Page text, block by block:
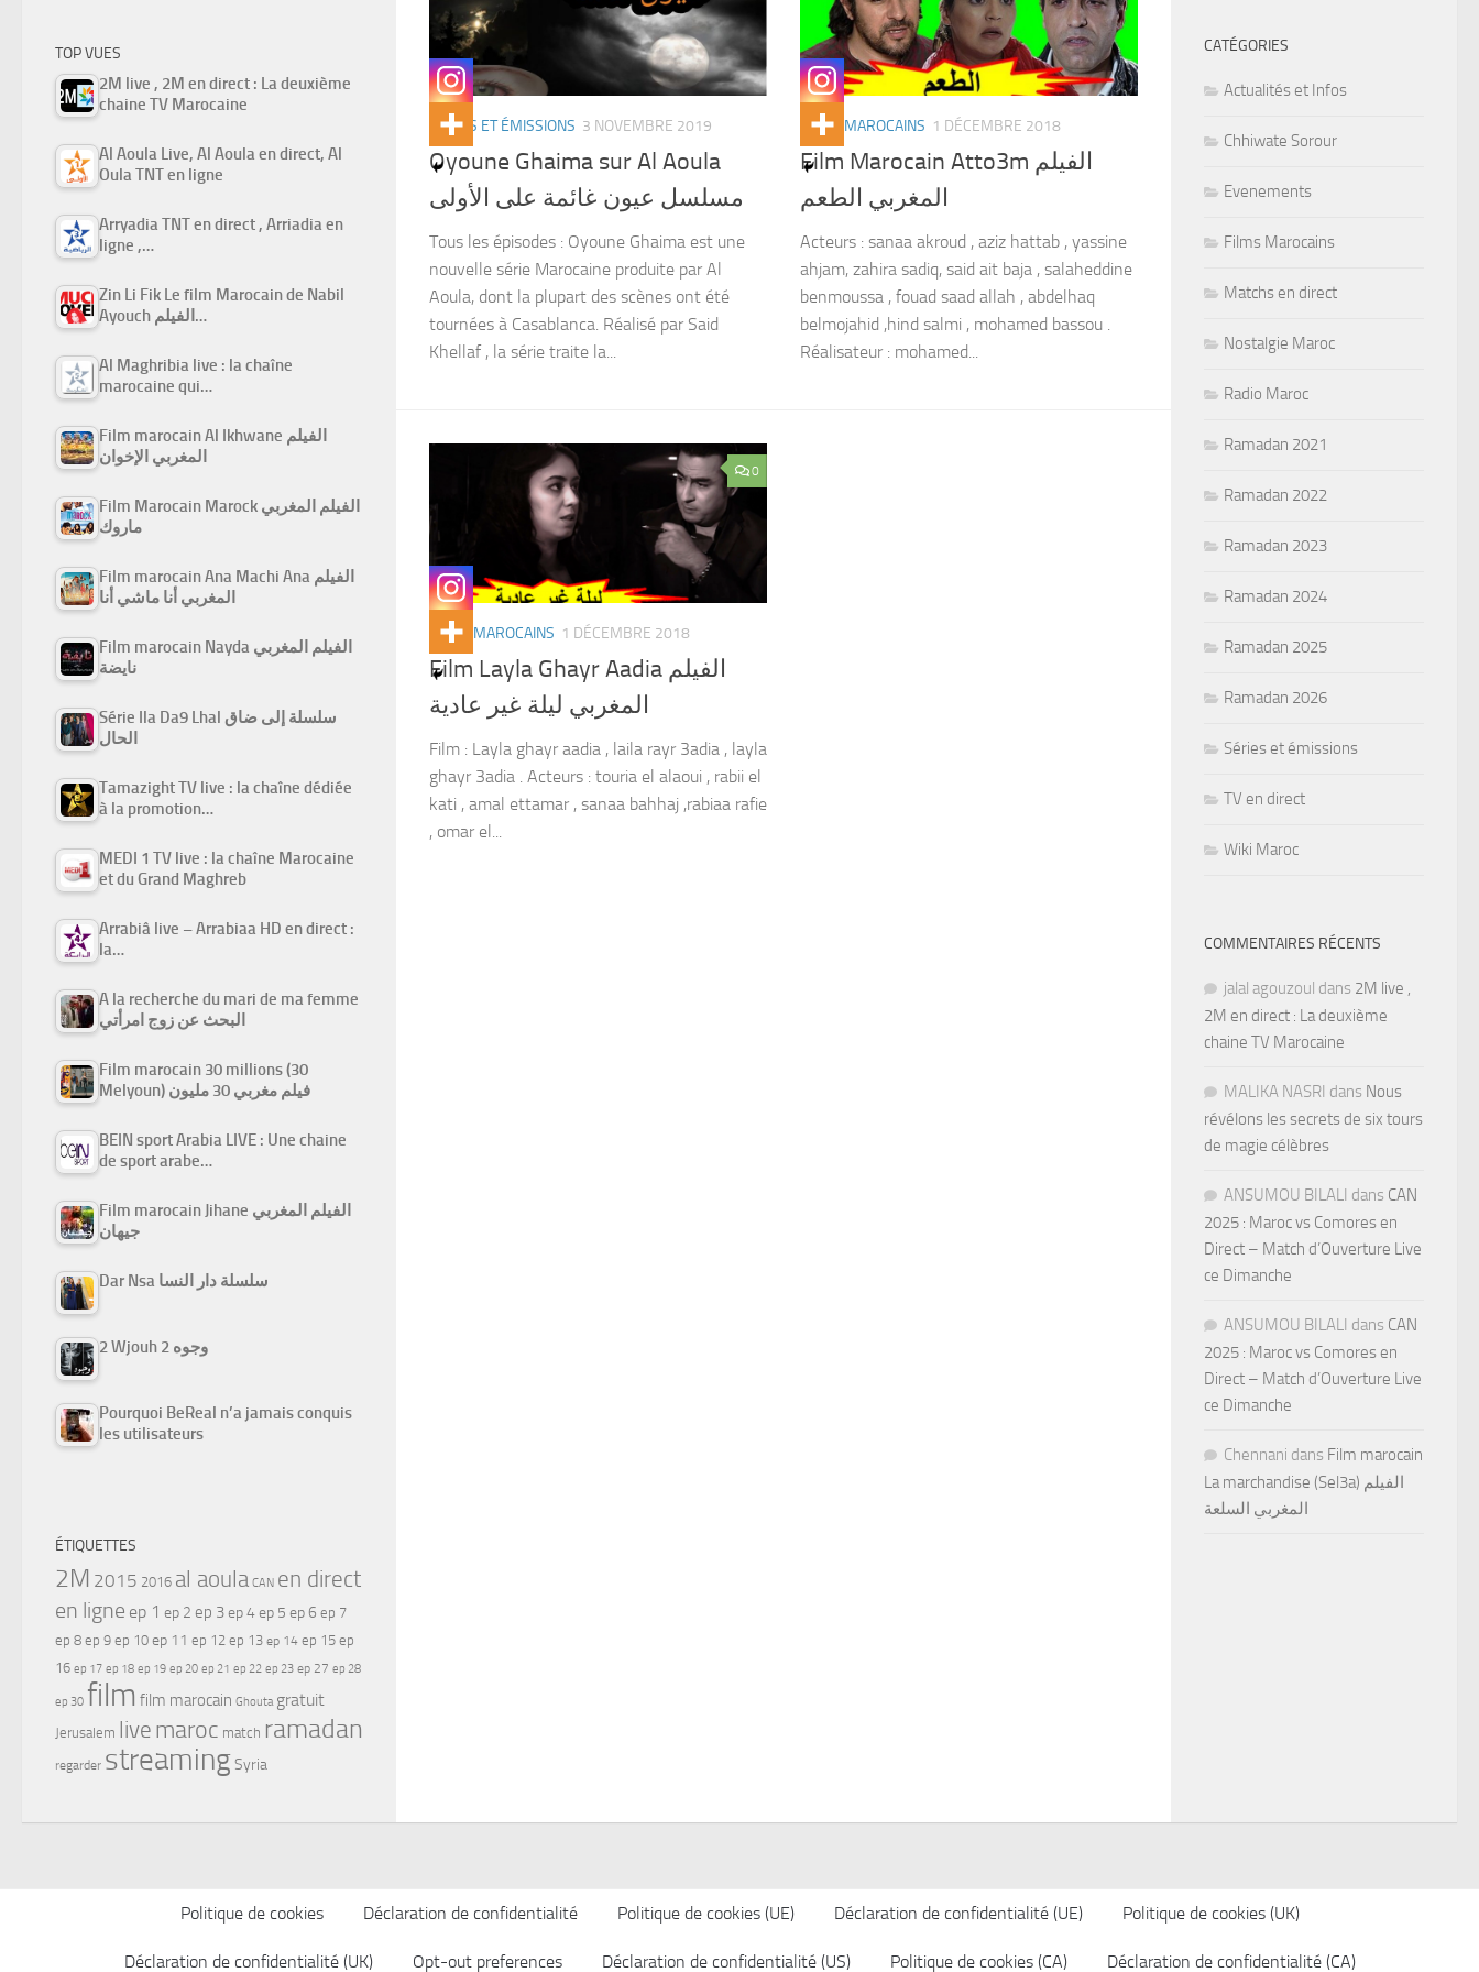
SÉRIES ET ÉMISSIONS 3 NOVEMBRE 2019
Oyoune Ghaima sur Al Aoula
مسلسل عيون غائمة على الأولى
Tous les épisodes : Oyoune Ghaima est une
nouvelle série Marocaine produite par Al
Aoula, dont la plupart des scènes ont été
tournées à Casablanca. Réalisé par Said
Khellaf , la série traite la...
FILMS MAROCAINS 1 DÉCEMBRE 2018
Film Marocain Atto3m الفيلم
المغربي الطعم
Acteurs : sanaa akroud , aziz hattab , yassine
ahjam, zahira sadiq, said ait baja , salaheddine
benmoussa , fouad saad allah , abdelhaq
belmojahid ,hind salmi , mohamed bassou .
Réalisateur : mohamed...
0
FILMS MAROCAINS 1 DÉCEMBRE 2018
Film Layla Ghayr Aadia الفيلم
المغربي ليلة غير عادية
Film : Layla ghayr aadia , laila rayr 3adia , layla
ghayr 3adia . Acteurs : touria el alaoui , rabii el
kati , amal ettamar , sanaa bahhaj ,rabiaa rafie
, omar el...
TOP VUES
2M live , 2M en direct : La deuxième
chaine TV Marocaine
Al Aoula Live, Al Aoula en direct, Al
Oula TNT en ligne
Arryadia TNT en direct , Arriadia en
ligne ,…
Zin Li Fik Le film Marocain de Nabil
Ayouch الفيلم…
Al Maghribia live : la chaîne
marocaine qui…
Film marocain Al Ikhwane الفيلم
المغربي الإخوان
Film Marocain Marock الفيلم المغربي
ماروك
Film marocain Ana Machi Ana الفيلم
المغربي أنا ماشي أنا
Film marocain Nayda الفيلم المغربي
نايضة
Série Ila Da9 Lhal سلسلة إلى ضاق
الحال
Tamazight TV live : la chaîne dédiée
à la promotion…
MEDI 1 TV live : la chaîne Marocaine
et du Grand Maghreb
Arrabiâ live – Arrabiaa HD en direct :
la…
A la recherche du mari de ma femme
البحث عن زوج امرأتي
Film marocain 30 millions (30
Melyoun) فيلم مغربي 30 مليون
BEIN sport Arabia LIVE : Une chaine
de sport arabe…
Film marocain Jihane الفيلم المغربي
جيهان
Dar Nsa سلسلة دار النسا
2 Wjouh 2 وجوه
Pourquoi BeReal n’a jamais conquis
les utilisateurs
ÉTIQUETTES
2M 2015 2016 al aoula CAN en direct
en ligne ep 1 ep 2 ep 3ep 4ep 5 ep 6 ep 7
ep 8 ep 9 ep 10 ep 11 ep 12 ep 13 ep 14 ep 15 ep
16 ep 17 ep 18 ep 19 ep 20 ep 21 ep 22 ep 23 ep 27 ep 28
ep 30 film film marocain Ghouta gratuit
Jerusalem live maroc match ramadan
regarder streamingSyria
CATÉGORIES
Actualités et Infos
Chhiwate Sorour
Evenements
Films Marocains
Matchs en direct
Nostalgie Maroc
Radio Maroc
Ramadan 2021
Ramadan 2022
Ramadan 2023
Ramadan 2024
Ramadan 2025
Ramadan 2026
Séries et émissions
TV en direct
Wiki Maroc
COMMENTAIRES RÉCENTS
jalal agouzoul dans 2M live ,
2M en direct : La deuxième
chaine TV Marocaine
MALIKA NASRI dans Nous
révélons les secrets de six tours
de magie célèbres
ANSUMOU BILALI dans CAN
2025 : Maroc vs Comores en
Direct – Match d’Ouverture Live
ce Dimanche
ANSUMOU BILALI dans CAN
2025 : Maroc vs Comores en
Direct – Match d’Ouverture Live
ce Dimanche
Chennani dans Film marocain
La marchandise (Sel3a) الفيلم
المغربي السلعة
Politique de cookies Déclaration de confidentialité Politique de cookies (UE) Déclaration de confidentialité (UE) Politique de cookies (UK)
Déclaration de confidentialité (UK) Opt-out preferences Déclaration de confidentialité (US) Politique de cookies (CA) Déclaration de confidentialité (CA)